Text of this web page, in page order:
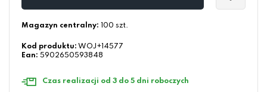
Magazyn centralny: 100 szt.
Kod produktu: WOJ+14577
Ean: 5902650593848
Czas realizacji od 3 do 5 dni roboczych